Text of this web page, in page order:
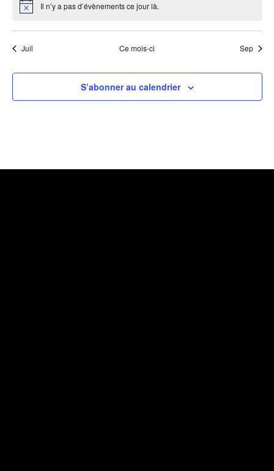
Notice Il n’y a pas d’évènements ce jour là.
Juil Ce mois-ci Sep
S’abonner au calendrier